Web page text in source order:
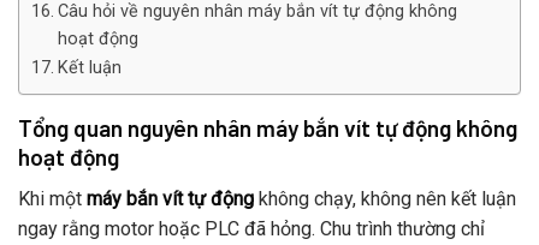
Câu hỏi về nguyên nhân máy bắn vít tự động không
hoạt động
Kết luận
Tổng quan nguyên nhân máy bắn vít tự động không
hoạt động
Khi một máy bắn vít tự động không chạy, không nên kết luận
ngay rằng motor hoặc PLC đã hỏng. Chu trình thường chỉ